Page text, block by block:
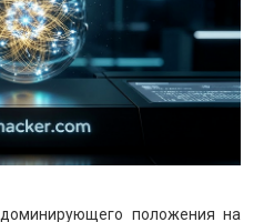
положения на